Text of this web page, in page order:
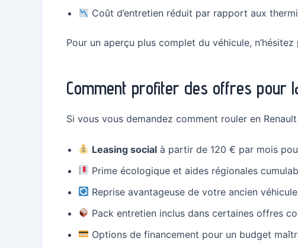
Coût d’entretien réduit par rapport aux
Pour un aperçu plus complet du véhicule,
Comment profiter des offres pour
Si vous vous demandez comment rouler en
Leasing social à partir de 120 € par mois
Prime écologique et aides régionales
Reprise avantageuse de votre ancien
Pack entretien inclus dans certaines offres
Options de financement pour un budget